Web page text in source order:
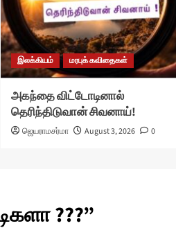
இலக்கியம் மரபுக் கவிதைகள்
அகந்தை விட்டோடினால்
தெரிந்திடுவான் சிவனாய்!
ஜெயராமசர்மா August 3, 2026 0
???”